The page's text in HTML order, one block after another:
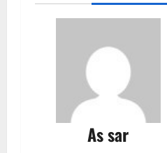
As sar